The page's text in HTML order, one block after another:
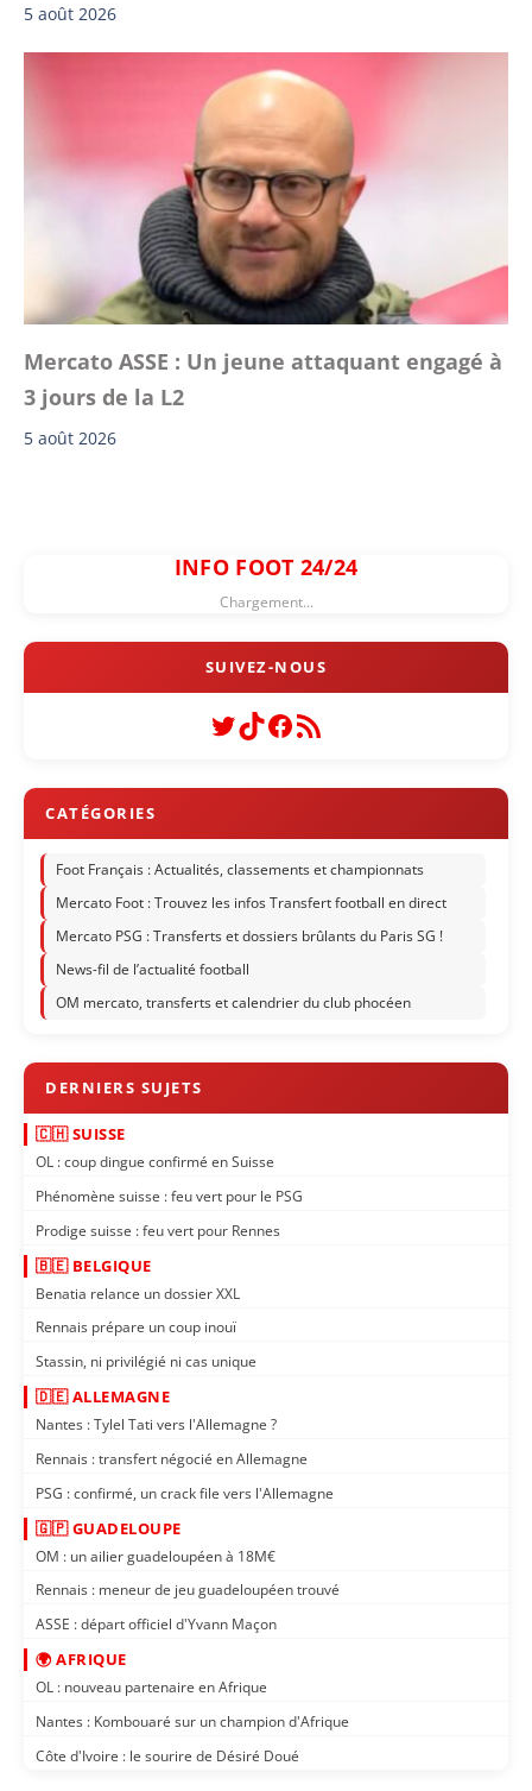
5 août 2026
Mercato ASSE : Un jeune attaquant engagé à
3 jours de la L2
5 août 2026
INFO FOOT 24/24
Chargement...
Twitter
TikTok
Facebook
Flux RSS
Foot Français : Actualités, classements et championnats
Mercato Foot : Trouvez les infos Transfert football en direct
Mercato PSG : Transferts et dossiers brûlants du Paris SG !
News-fil de l’actualité football
OM mercato, transferts et calendrier du club phocéen
🇨🇭 SUISSE
OL : coup dingue confirmé en Suisse
Phénomène suisse : feu vert pour le PSG
Prodige suisse : feu vert pour Rennes
🇧🇪 BELGIQUE
Benatia relance un dossier XXL
Rennais prépare un coup inouï
Stassin, ni privilégié ni cas unique
🇩🇪 ALLEMAGNE
Nantes : Tylel Tati vers l'Allemagne ?
Rennais : transfert négocié en Allemagne
PSG : confirmé, un crack file vers l'Allemagne
🇬🇵 GUADELOUPE
OM : un ailier guadeloupéen à 18M€
Rennais : meneur de jeu guadeloupéen trouvé
ASSE : départ officiel d'Yvann Maçon
🌍 AFRIQUE
OL : nouveau partenaire en Afrique
Nantes : Kombouaré sur un champion d'Afrique
Côte d'Ivoire : le sourire de Désiré Doué